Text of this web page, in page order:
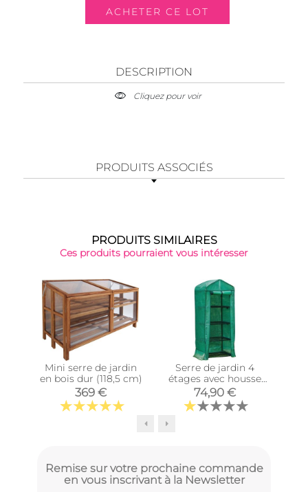
DESCRIPTION
Cliquez pour voir
PRODUITS ASSOCIÉS
PRODUITS SIMILAIRES
Ces produits pourraient vous intéresser
Mini serre de jardin
en bois dur (118,5 cm)
369 €
Serre de jardin 4
étages avec housse
Grow
74,90 €
Remise sur votre prochaine commande
en vous inscrivant à la Newsletter